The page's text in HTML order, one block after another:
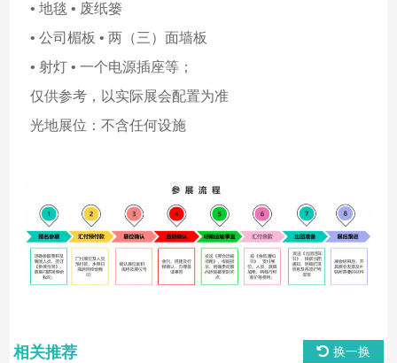
• 地毯 • 废纸篓
• 公司楣板 • 两（三）面墙板
• 射灯 • 一个电源插座等；
仅供参考，以实际展会配置为准
光地展位：不含任何设施
相关推荐 换一换